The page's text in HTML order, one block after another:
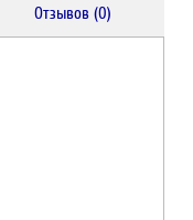
Отзывов (0)